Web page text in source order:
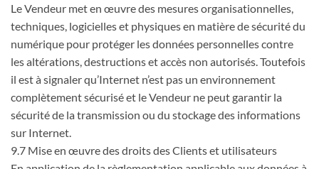
Le Vendeur met en œuvre des mesures organisationnelles,
techniques, logicielles et physiques en matière de sécurité du
numérique pour protéger les données personnelles contre
les altérations, destructions et accès non autorisés. Toutefois
il est à signaler qu’Internet n’est pas un environnement
complètement sécurisé et le Vendeur ne peut garantir la
sécurité de la transmission ou du stockage des informations
sur Internet.
9.7 Mise en œuvre des droits des Clients et utilisateurs